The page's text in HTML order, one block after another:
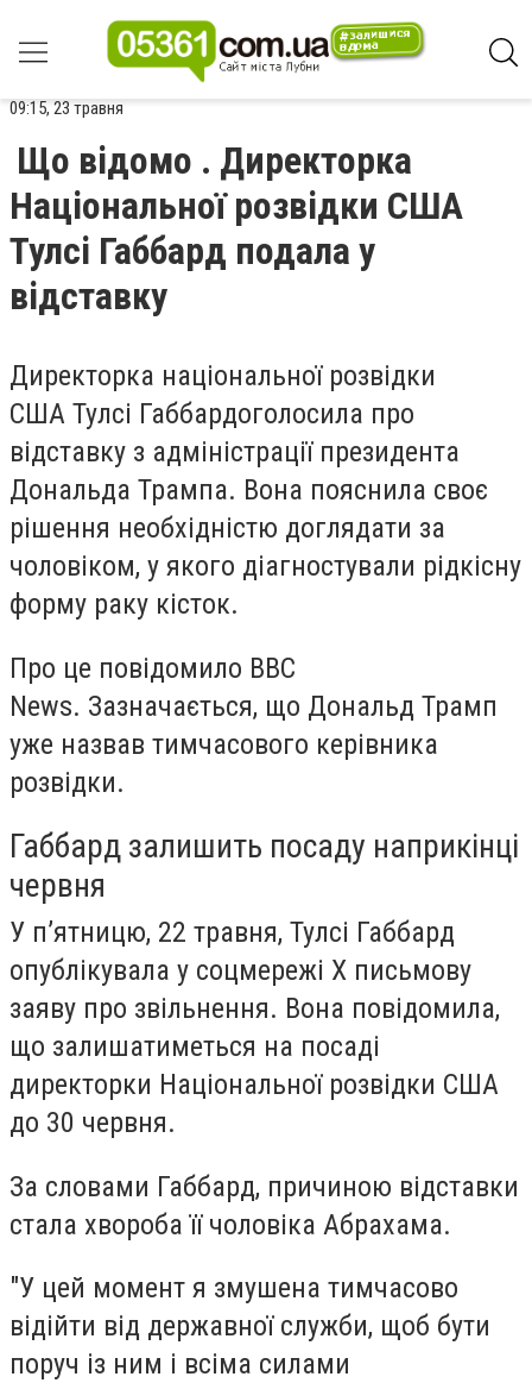
09:15, 23 травня
Що відомо . Директорка
Національної розвідки США
Тулсі Габбард подала у
відставку
Директорка національної розвідки
США Тулсі Габбардоголосила про
відставку з адміністрації президента
Дональда Трампа. Вона пояснила своє
рішення необхідністю доглядати за
чоловіком, у якого діагностували рідкісну
форму раку кісток.
Про це повідомило BBC
News. Зазначається, що Дональд Трамп
уже назвав тимчасового керівника
розвідки.
Габбард залишить посаду наприкінці
червня
У п’ятницю, 22 травня, Тулсі Габбард
опублікувала у соцмережі X письмову
заяву про звільнення. Вона повідомила,
що залишатиметься на посаді
директорки Національної розвідки США
до 30 червня.
За словами Габбард, причиною відставки
стала хвороба її чоловіка Абрахама.
"У цей момент я змушена тимчасово
відійти від державної служби, щоб бути
поруч із ним і всіма силами